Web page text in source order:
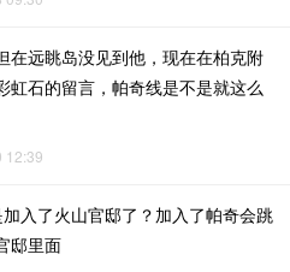
在远眺岛没见到他，现在在柏克附
虹石的留言，帕奇线是不是就这么
12:39
入了火山官邸了？加入了帕奇会跳
邸里面